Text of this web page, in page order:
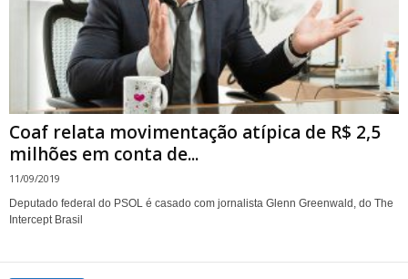
Coaf relata movimentação atípica de R$ 2,5
milhões em conta de...
11/09/2019
Deputado federal do PSOL é casado com jornalista Glenn Greenwald, do The
Intercept Brasil